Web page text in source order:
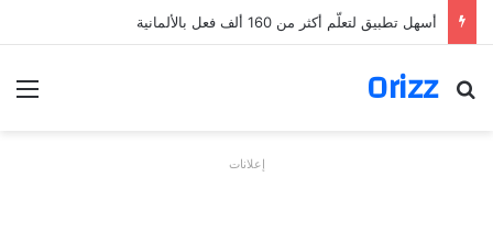
أسهل تطبيق لتعلّم أكثر من 160 ألف فعل بالألمانية
Orizz
بحث عن
إعلانات